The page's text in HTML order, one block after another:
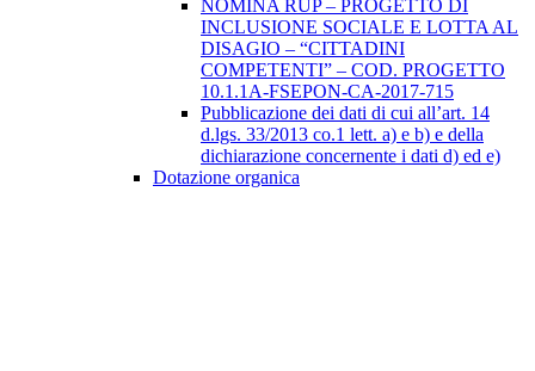
NOMINA RUP – PROGETTO DI
INCLUSIONE SOCIALE E LOTTA AL
DISAGIO – “CITTADINI
COMPETENTI” – COD. PROGETTO
10.1.1A-FSEPON-CA-2017-715
Pubblicazione dei dati di cui all’art. 14
d.lgs. 33/2013 co.1 lett. a) e b) e della
dichiarazione concernente i dati d) ed e)
Dotazione organica